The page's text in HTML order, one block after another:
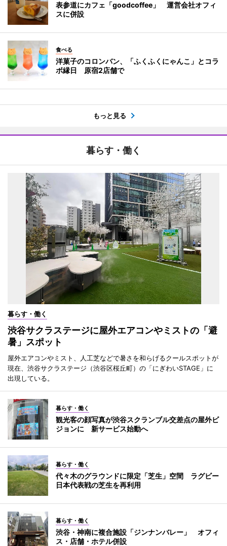
表参道にカフェ「goodcoffee」 運営会社オフィ
スに併設
食べる
洋菓子のコロンバン、「ふくふくにゃんこ」とコラ
ボ縁日 原宿2店舗で
もっと見る
暮らす・働く
暮らす・働く
渋谷サクラステージに屋外エアコンやミストの「避
暑」スポット
屋外エアコンやミスト、人工芝などで暑さを和らげるクールスポットが
現在、渋谷サクラステージ（渋谷区桜丘町）の「にぎわいSTAGE」に
出現している。
暮らす・働く
観光客の顔写真が渋谷スクランブル交差点の屋外ビ
ジョンに 新サービス始動へ
暮らす・働く
代々木のグラウンドに限定「芝生」空間 ラグビー
日本代表戦の芝生を再利用
暮らす・働く
渋谷・神南に複合施設「ジンナンバレー」 オフィ
ス・店舗・ホテル併設